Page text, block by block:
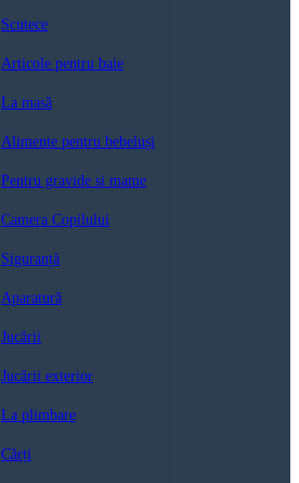
Scutece
Articole pentru baie
La masă
Alimente pentru bebeluși
Pentru gravide si mame
Camera Copilului
Siguranță
Aparatură
Jucării
Jucării exterior
La plimbare
Cărți